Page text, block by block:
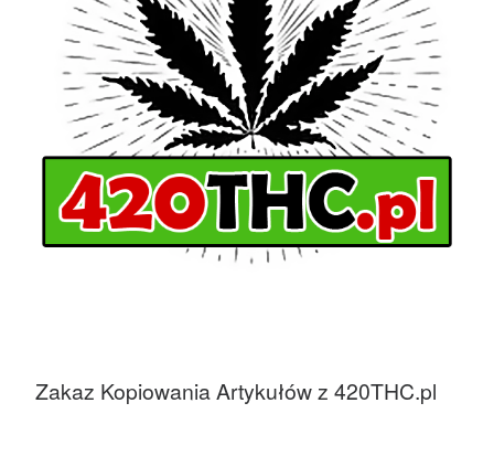
Zakaz Kopiowania Artykułów z 420THC.pl